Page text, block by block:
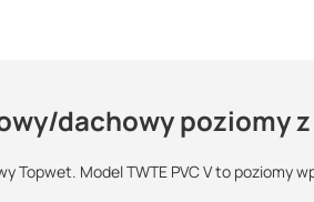
dachowy poziomy
Topwet. Model TWTE PVC V to poziomy
zastosować wpusty
dla Twojego dachu i tarasu